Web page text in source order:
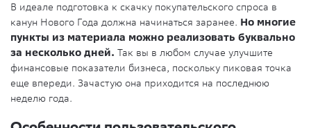
В идеале подготовка к скачку покупательского спроса в
канун Нового Года должна начинаться заранее. Но многие
пункты из материала можно реализовать буквально
за несколько дней. Так вы в любом случае улучшите
финансовые показатели бизнеса, поскольку пиковая точка
еще впереди. Зачастую она приходится на последнюю
неделю года.